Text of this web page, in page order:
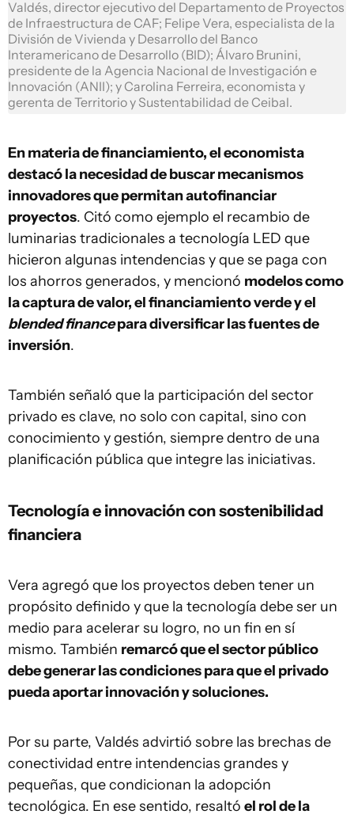
Valdés, director ejecutivo del Departamento de Proyectos
de Infraestructura de CAF; Felipe Vera, especialista de la
División de Vivienda y Desarrollo del Banco
Interamericano de Desarrollo (BID); Álvaro Brunini,
presidente de la Agencia Nacional de Investigación e
Innovación (ANII); y Carolina Ferreira, economista y
gerenta de Territorio y Sustentabilidad de Ceibal.
En materia de financiamiento, el economista
destacó la necesidad de buscar mecanismos
innovadores que permitan autofinanciar
proyectos. Citó como ejemplo el recambio de
luminarias tradicionales a tecnología LED que
hicieron algunas intendencias y que se paga con
los ahorros generados, y mencionó modelos como
la captura de valor, el financiamiento verde y el
blended financepara diversificar las fuentes de
inversión.
También señaló que la participación del sector
privado es clave, no solo con capital, sino con
conocimiento y gestión, siempre dentro de una
planificación pública que integre las iniciativas.
Tecnología e innovación con sostenibilidad
financiera
Vera agregó que los proyectos deben tener un
propósito definido y que la tecnología debe ser un
medio para acelerar su logro, no un fin en sí
mismo. También remarcó que el sector público
debe generar las condiciones para que el privado
pueda aportar innovación y soluciones.
Por su parte, Valdés advirtió sobre las brechas de
conectividad entre intendencias grandes y
pequeñas, que condicionan la adopción
tecnológica. En ese sentido, resaltó el rol de la